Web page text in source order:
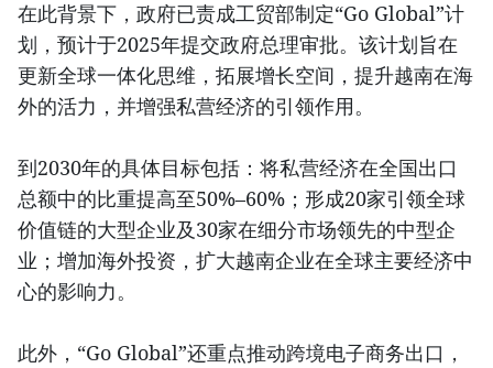
在此背景下，政府已责成工贸部制定“Go Global”计
划，预计于2025年提交政府总理审批。该计划旨在
更新全球一体化思维，拓展增长空间，提升越南在海
外的活力，并增强私营经济的引领作用。
到2030年的具体目标包括：将私营经济在全国出口
总额中的比重提高至50%–60%；形成20家引领全球
价值链的大型企业及30家在细分市场领先的中型企
业；增加海外投资，扩大越南企业在全球主要经济中
心的影响力。
此外，“Go Global”还重点推动跨境电子商务出口，